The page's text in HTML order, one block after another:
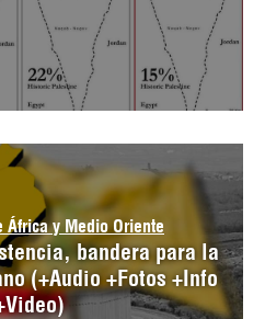
África y Medio Oriente
bandera para la
(+Audio +Fotos +Info